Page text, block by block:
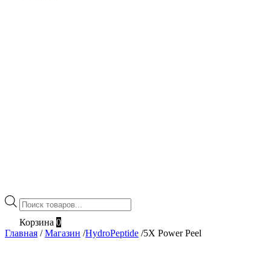
Поиск
товаров
Корзина 0
Главная / Магазин /HydroPeptide /5X Power Peel